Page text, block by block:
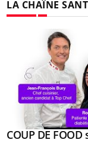
LA CHAÎNE
Youtube
COUP DE